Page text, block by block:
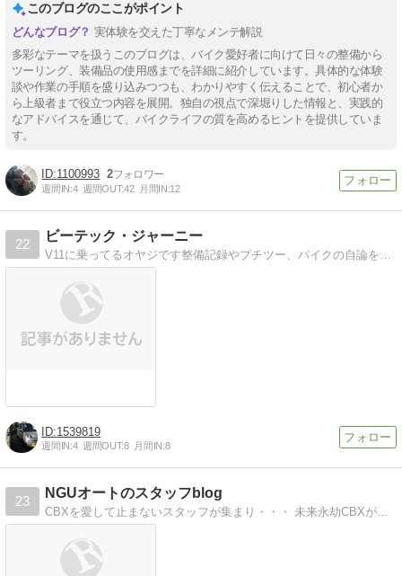
このブログのここがポイント
実体験を交えた丁寧なメンテ解説
多彩なテーマを扱うこのブログは、バイク愛好者に向けて日々の整備から
ツーリング、装備品の使用感までを詳細に紹介しています。具体的な体験
談や作業の手順を盛り込みつつも、わかりやすく伝えることで、初心者か
ら上級者まで役立つ内容を展開。独自の視点で深堀りした情報と、実践的
なアドバイスを通じて、バイクライフの質を高めるヒントを提供していま
す。
1100993 2
週間IN:4 週間OUT:42 月間IN:12
22
ビーテック・ジャーニー
V11に乗ってるオヤジです整備記録やプチツー、バイクの自論を勝手にほざいてます
1539819
週間IN:4 週間OUT:8 月間IN:8
23
NGUオートのスタッフblog
CBXを愛して止まないスタッフが集まり・・・ 未来永劫CBXが走り続ける為・・・ CBX専門店として、この度「ＮＧＵオート」のオープンと至りました。